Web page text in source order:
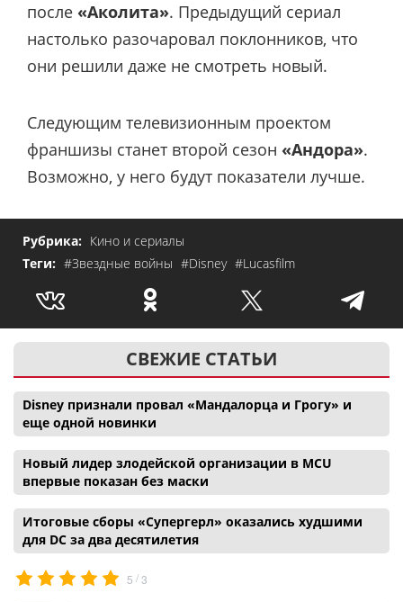
после «Аколита». Предыдущий сериал
настолько разочаровал поклонников, что
они решили даже не смотреть новый.
Следующим телевизионным проектом
франшизы станет второй сезон «Андора».
Возможно, у него будут показатели лучше.
Рубрика: Кино и сериалы
Теги: #Звездные войны #Disney #Lucasfilm
СВЕЖИЕ СТАТЬИ
Disney признали провал «Мандалорца и Грогу» и
еще одной новинки
Новый лидер злодейской организации в MCU
впервые показан без маски
Итоговые сборы «Супергерл» оказались худшими
для DC за два десятилетия
5 /3